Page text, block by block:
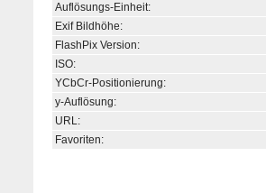
Auflösungs-Einheit:
Exif Bildhöhe:
FlashPix Version:
ISO:
YCbCr-Positionierung:
y-Auflösung:
URL:
Favoriten: